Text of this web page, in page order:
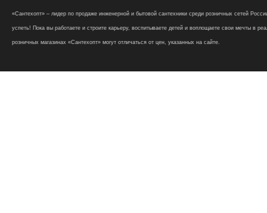
«Сантехопт» – лидер по продаже инженерной и бытовой сантехники среди розничных сетей
успеть! Пока вы работаете и строите карьеру, воспитываете детей и воплощаете свои мечты в
розничных магазинах «Сантехопт» могут отличаться от цен, указанных на сайте.